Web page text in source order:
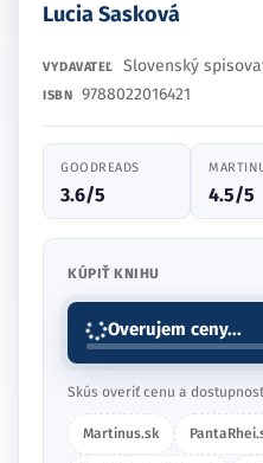
Lucia Sasková
VYDAVATEĽ Slovenský
ISBN 9788022016421
GOODREADS
3.6/5 4.5/5
KÚPIŤ KNIHU
Overujem ceny...
Skús overiť cenu a
Martinus.sk